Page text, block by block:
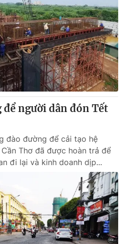
người dân đón Tết
đào đường để cải tạo hệ
Thơ đã được hoàn trả để
đi lại và kinh doanh dịp...